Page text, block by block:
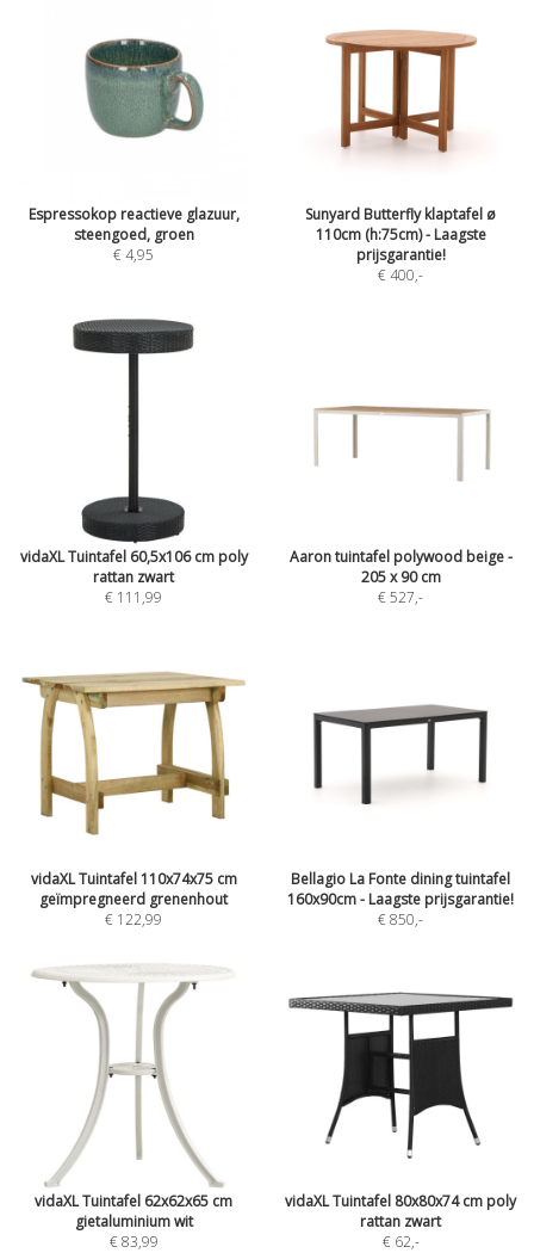
Espressokop reactieve glazuur,
steengoed, groen
€ 4,95
Sunyard Butterfly klaptafel ø
110cm (h:75cm) - Laagste
prijsgarantie!
€ 400,-
vidaXL Tuintafel 60,5x106 cm poly
rattan zwart
€ 111,99
Aaron tuintafel polywood beige -
205 x 90 cm
€ 527,-
vidaXL Tuintafel 110x74x75 cm
geïmpregneerd grenenhout
€ 122,99
Bellagio La Fonte dining tuintafel
160x90cm - Laagste prijsgarantie!
€ 850,-
vidaXL Tuintafel 62x62x65 cm
gietaluminium wit
€ 83,99
vidaXL Tuintafel 80x80x74 cm poly
rattan zwart
€ 62,-